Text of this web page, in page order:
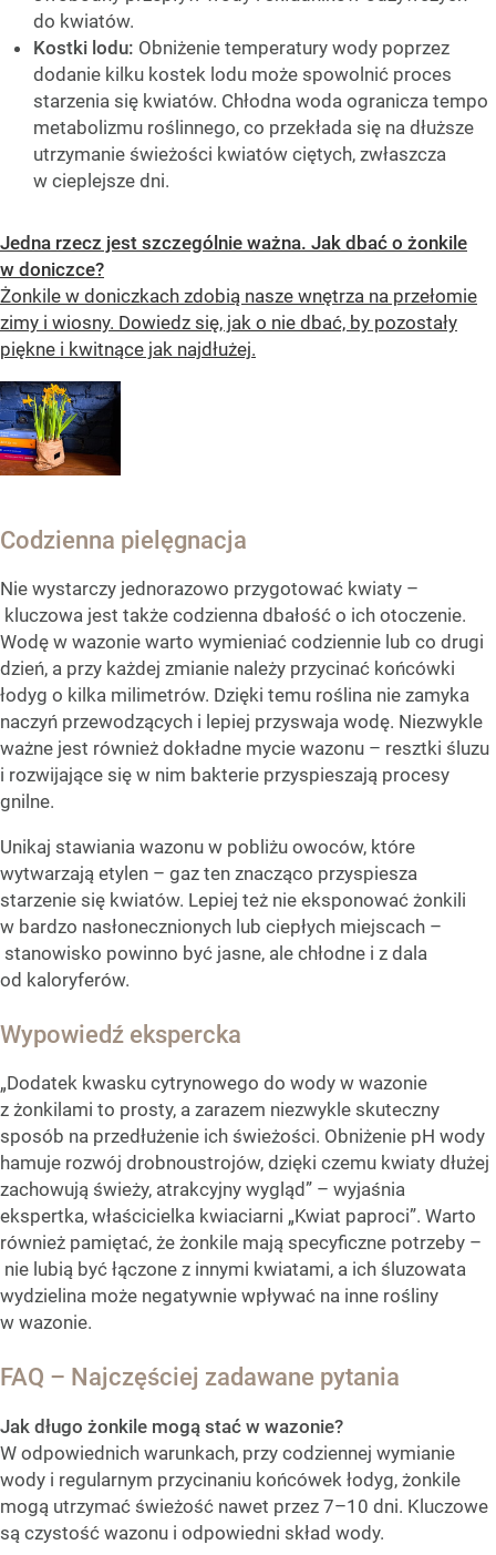
do kwiatów.
Kostki lodu: Obniżenie temperatury wody poprzez
dodanie kilku kostek lodu może spowolnić proces
starzenia się kwiatów. Chłodna woda ogranicza tempo
metabolizmu roślinnego, co przekłada się na dłuższe
utrzymanie świeżości kwiatów ciętych, zwłaszcza
w cieplejsze dni.
Jedna rzecz jest szczególnie ważna. Jak dbać o żonkile
w doniczce?
Żonkile w doniczkach zdobią nasze wnętrza na przełomie
zimy i wiosny. Dowiedz się, jak o nie dbać, by pozostały
piękne i kwitnące jak najdłużej.
Codzienna pielęgnacja
Nie wystarczy jednorazowo przygotować kwiaty –
kluczowa jest także codzienna dbałość o ich otoczenie.
Wodę w wazonie warto wymieniać codziennie lub co drugi
dzień, a przy każdej zmianie należy przycinać końcówki
łodyg o kilka milimetrów. Dzięki temu roślina nie zamyka
naczyń przewodzących i lepiej przyswaja wodę. Niezwykle
ważne jest również dokładne mycie wazonu – resztki śluzu
i rozwijające się w nim bakterie przyspieszają procesy
gnilne.
Unikaj stawiania wazonu w pobliżu owoców, które
wytwarzają etylen – gaz ten znacząco przyspiesza
starzenie się kwiatów. Lepiej też nie eksponować żonkili
w bardzo nasłonecznionych lub ciepłych miejscach –
stanowisko powinno być jasne, ale chłodne i z dala
od kaloryferów.
Wypowiedź ekspercka
„Dodatek kwasku cytrynowego do wody w wazonie
z żonkilami to prosty, a zarazem niezwykle skuteczny
sposób na przedłużenie ich świeżości. Obniżenie pH wody
hamuje rozwój drobnoustrojów, dzięki czemu kwiaty dłużej
zachowują świeży, atrakcyjny wygląd” – wyjaśnia
ekspertka, właścicielka kwiaciarni „Kwiat paproci”. Warto
również pamiętać, że żonkile mają specyficzne potrzeby –
nie lubią być łączone z innymi kwiatami, a ich śluzowata
wydzielina może negatywnie wpływać na inne rośliny
w wazonie.
FAQ – Najczęściej zadawane pytania
Jak długo żonkile mogą stać w wazonie?
W odpowiednich warunkach, przy codziennej wymianie
wody i regularnym przycinaniu końcówek łodyg, żonkile
mogą utrzymać świeżość nawet przez 7–10 dni. Kluczowe
są czystość wazonu i odpowiedni skład wody.